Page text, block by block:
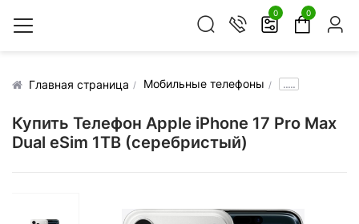
0 0
Главная страница Мобильные телефоны .....
Купить Телефон Apple iPhone 17 Pro Max
Dual eSim 1TB (серебристый)